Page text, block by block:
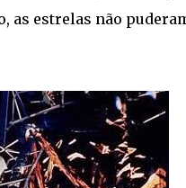
as estrelas não